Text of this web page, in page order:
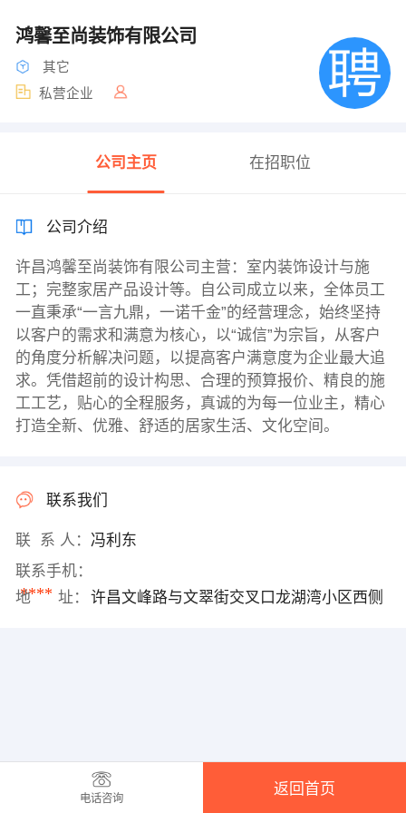
鸿馨至尚装饰有限公司
其它
私营企业
公司主页 在招职位
公司介绍
许昌鸿馨至尚装饰有限公司主营：室内装饰设计与施
工；完整家居产品设计等。自公司成立以来，全体员工
一直秉承“一言九鼎，一诺千金”的经营理念，始终坚持
以客户的需求和满意为核心，以“诚信”为宗旨，从客户
的角度分析解决问题，以提高客户满意度为企业最大追
求。凭借超前的设计构思、合理的预算报价、精良的施
工工艺，贴心的全程服务，真诚的为每一位业主，精心
打造全新、优雅、舒适的居家生活、文化空间。
联系我们
联 系 人： 冯利东
联系手机：
****
地 址： 许昌文峰路与文翠街交叉口龙湖湾小区西侧
电话咨询
返回首页